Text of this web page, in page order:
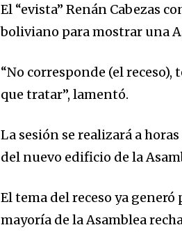
El “evista” Renán Cabezas
boliviano para mostrar una
“No corresponde (el receso),
que tratar”, lamentó.
La sesión se realizará a
del nuevo edificio de la
El tema del receso ya
mayoría de la Asamblea